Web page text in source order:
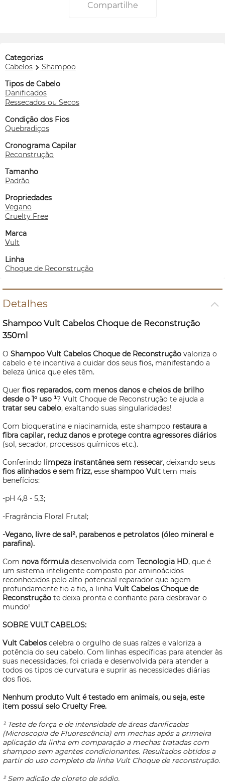
Compartilhe
Categorias
Cabelos
Shampoo
Tipos de Cabelo
Danificados
Ressecados ou Secos
Condição dos Fios
Quebradiços
Cronograma Capilar
Reconstrução
Tamanho
Padrão
Propriedades
Vegano
Cruelty Free
Marca
Vult
Linha
Choque de Reconstrução
Detalhes
Shampoo Vult Cabelos Choque de Reconstrução
350ml
O Shampoo Vult Cabelos Choque de Reconstrução valoriza o
cabelo e te incentiva a cuidar dos seus fios, manifestando a
beleza única que eles têm.
Quer fios reparados, com menos danos e cheios de brilho
desde o 1º uso ¹? Vult Choque de Reconstrução te ajuda a
tratar seu cabelo, exaltando suas singularidades!
Com bioqueratina e niacinamida, este shampoo restaura a
fibra capilar, reduz danos e protege contra agressores diários
(sol, secador, processos químicos etc.).
Conferindo limpeza instantânea sem ressecar, deixando seus
fios alinhados e sem frizz, esse shampoo Vult tem mais
benefícios:
-pH 4,8 - 5,3;
-Fragrância Floral Frutal;
-Vegano, livre de sal², parabenos e petrolatos (óleo mineral e
parafina).
Com nova fórmula desenvolvida com Tecnologia HD, que é
um sistema inteligente composto por aminoácidos
reconhecidos pelo alto potencial reparador que agem
profundamente fio a fio, a linha Vult Cabelos Choque de
Reconstrução te deixa pronta e confiante para desbravar o
mundo!
SOBRE VULT CABELOS:
Vult Cabelos celebra o orgulho de suas raízes e valoriza a
potência do seu cabelo. Com linhas específicas para atender às
suas necessidades, foi criada e desenvolvida para atender a
todos os tipos de curvatura e suprir as necessidades diárias
dos fios.
Nenhum produto Vult é testado em animais, ou seja, este
item possui selo Cruelty Free.
¹ Teste de força e de intensidade de áreas danificadas
(Microscopia de Fluorescência) em mechas após a primeira
aplicação da linha em comparação a mechas tratadas com
shampoo sem agentes condicionantes. Resultados obtidos a
partir do uso completo da linha Vult Choque de reconstrução.
² Sem adição de cloreto de sódio.